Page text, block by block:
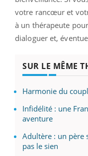
votre rancœur et
à un thérapeute
dialoguer et,
SUR LE MÊME
Harmonie du
Infidélité : une
aventure
Adultère : un père
pas le sien